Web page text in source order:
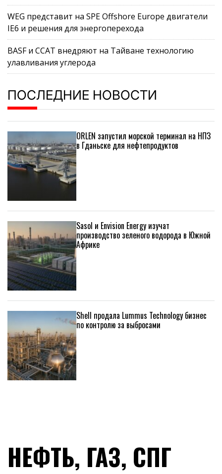
WEG представит на SPE Offshore Europe двигатели
IE6 и решения для энергоперехода
BASF и CCAT внедряют на Тайване технологию
улавливания углерода
ПОСЛЕДНИЕ НОВОСТИ
ORLEN запустил морской терминал на НПЗ
в Гданьске для нефтепродуктов
Sasol и Envision Energy изучат
производство зеленого водорода в Южной
Африке
Shell продала Lummus Technology бизнес
по контролю за выбросами
НЕФТЬ, ГАЗ, СПГ